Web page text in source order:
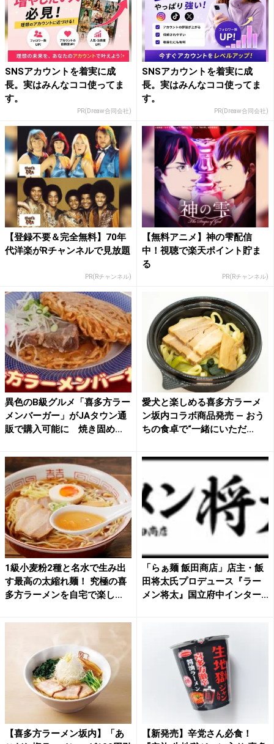
SNSアカウントを着実に成
長。実はみんなココ使ってま
す。
PR(Dreaw合同会社)
SNSアカウントを着実に成
長。実はみんなココ使ってま
す。
PR(Dreaw合同会社)
【登録不要＆完全無料】70年
代洋楽がRチャンネルで見放題
PR(Rチャンネル)
【無料アニメ】神の雫配信
中！視聴で楽天ポイント貯ま
る
PR(Rチャンネル)
異色のB級グルメ「喜多方ラー
メンバーガー」がJAタウン通
販で購入可能に 焼き固め...
愛犬と楽しめる喜多方ラーメ
ン坂内コラボ商品発売 ― おう
ちの食卓で“一緒にいただ...
1級小麦粉2種と名水で生み出
す最高の太縮れ麺！ 究極の喜
多方ラーメンを自宅で楽し...
「らぁ麺 飯田商店」店主・飯
田将太氏プロデュース『ラー
メン将太』国立府中インター...
【喜多方ラーメン坂内】「あ
【新発売】辛党さん必食！